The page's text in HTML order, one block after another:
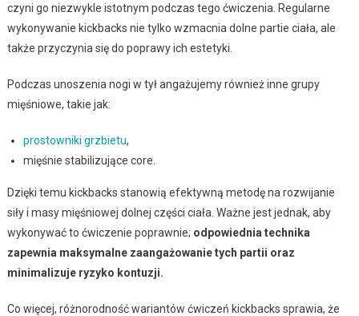
czyni go niezwykle istotnym podczas tego ćwiczenia. Regularne
wykonywanie kickbacks nie tylko wzmacnia dolne partie ciała, ale
także przyczynia się do poprawy ich estetyki.
Podczas unoszenia nogi w tył angażujemy również inne grupy
mięśniowe, takie jak:
prostowniki grzbietu,
mięśnie stabilizujące core.
Dzięki temu kickbacks stanowią efektywną metodę na rozwijanie
siły i masy mięśniowej dolnej części ciała. Ważne jest jednak, aby
wykonywać to ćwiczenie poprawnie; odpowiednia technika
zapewnia maksymalne zaangażowanie tych partii oraz
minimalizuje ryzyko kontuzji.
Co więcej, różnorodność wariantów ćwiczeń kickbacks sprawia, że